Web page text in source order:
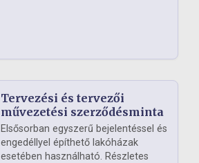
Tervezési és tervezői
művezetési szerződésminta
Elsősorban egyszerű bejelentéssel és
engedéllyel építhető lakóházak
esetében használható. Részletes